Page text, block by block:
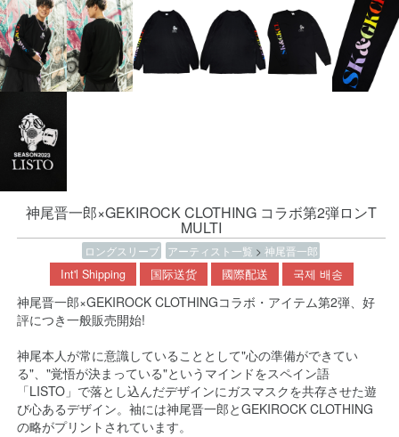
神尾晋一郎×GEKIROCK CLOTHING コラボ第2弾ロンT
MULTI
ロングスリーブ アーティスト一覧 >神尾晋一郎
Int'l Shipping 国际送货 國際配送 국제 배송
神尾晋一郎×GEKIROCK CLOTHINGコラボ・アイテム第2弾、好
評につき一般販売開始!
神尾本人が常に意識していることとして"心の準備ができてい
る"、"覚悟が決まっている"というマインドをスペイン語
「LISTO」で落とし込んだデザインにガスマスクを共存させた遊
び心あるデザイン。袖には神尾晋一郎とGEKIROCK CLOTHING
の略がプリントされています。